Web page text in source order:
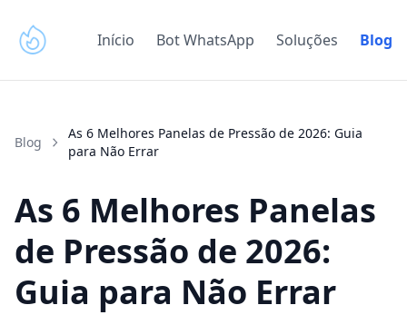
Início Bot WhatsApp Soluções Blog
Blog
As 6 Melhores Panelas de Pressão de 2026: Guia
para Não Errar
As 6 Melhores Panelas
de Pressão de 2026:
Guia para Não Errar